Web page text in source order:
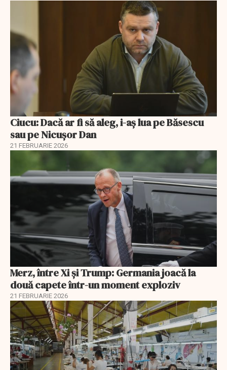
Ciucu: Dacă ar fi să aleg, i-aș lua pe Băsescu
sau pe Nicușor Dan
21 FEBRUARIE 2026
Merz, între Xi și Trump: Germania joacă la
două capete într-un moment exploziv
21 FEBRUARIE 2026